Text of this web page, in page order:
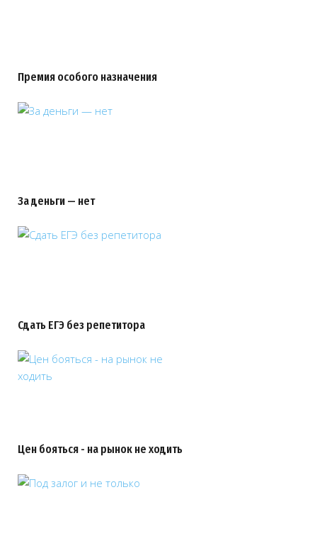
Премия особого назначения
За деньги — нет
Сдать ЕГЭ без репетитора
Цен бояться - на рынок не ходить